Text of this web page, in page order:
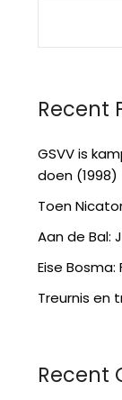
Recent
GSVV is
doen (1998)
Toen
Aan de Bal:
Eise
Treurnis en
Recent